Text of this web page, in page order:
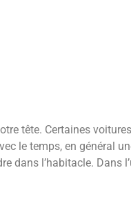
tête. Certaines voitures
le temps, en général
dans l’habitacle. Dans